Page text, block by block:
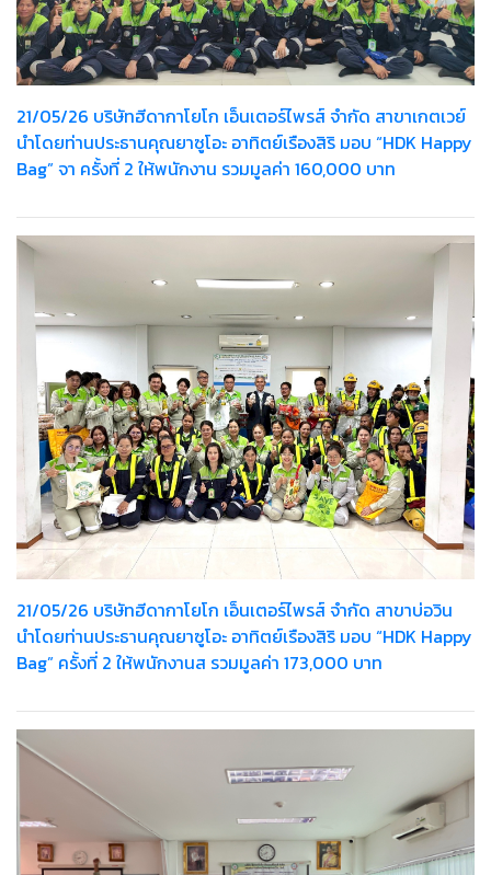
21/05/26 บริษัทฮีดากาโยโก เอ็นเตอร์ไพรส์ จำกัด สาขาเกตเวย์
นำโดยท่านประธานคุณยาซูโอะ อาทิตย์เรืองสิริ มอบ “HDK Happy
Bag” จา ครั้งที่ 2 ให้พนักงาน รวมมูลค่า 160,000 บาท
21/05/26 บริษัทฮีดากาโยโก เอ็นเตอร์ไพรส์ จำกัด สาขาบ่อวิน
นำโดยท่านประธานคุณยาซูโอะ อาทิตย์เรืองสิริ มอบ “HDK Happy
Bag” ครั้งที่ 2 ให้พนักงานส รวมมูลค่า 173,000 บาท